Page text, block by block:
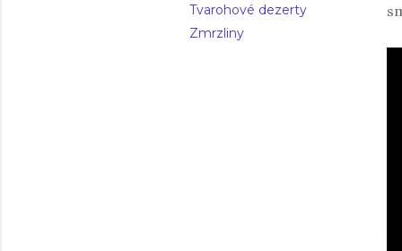
Tvarohové dezerty
Zmrzliny